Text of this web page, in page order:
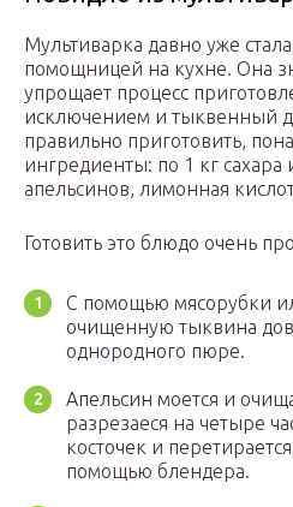
Мультиварка давно уже
помощницей на кухне. Она
упрощает процесс
исключением и тыквенный
правильно приготовить,
ингредиенты: по 1 кг сахара
апельсинов, лимонная
Готовить это блюдо очень
С помощью мясорубки
очищенную тыквина
однородного пюре.
Апельсин моется и
разрезаеся на четыре
косточек и
помощью блендера.